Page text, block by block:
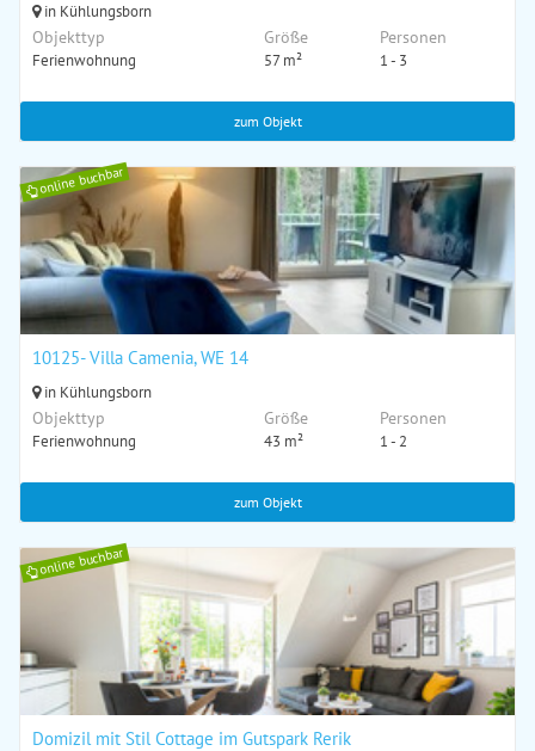
in Kühlungsborn
Objekttyp
Ferienwohnung
Größe
57 m²
Personen
1 - 3
zum Objekt
online buchbar
10125- Villa Camenia, WE 14
in Kühlungsborn
Objekttyp
Ferienwohnung
Größe
43 m²
Personen
1 - 2
zum Objekt
online buchbar
Domizil mit Stil Cottage im Gutspark Rerik